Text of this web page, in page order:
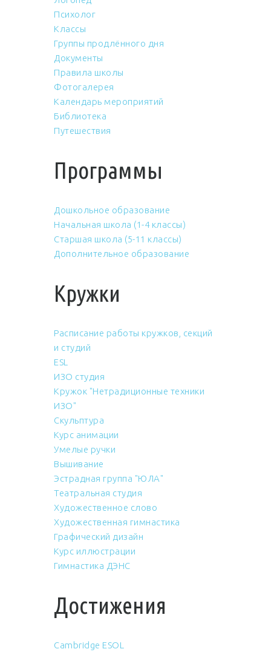
Психолог
Классы
Группы продлённого дня
Документы
Правила школы
Фотогалерея
Календарь мероприятий
Библиотека
Путешествия
Программы
Дошкольное образование
Начальная школа (1-4 классы)
Старшая школа (5-11 классы)
Дополнительное образование
Кружки
Расписание работы кружков, секций
и студий
ESL
ИЗО студия
Кружок "Нетрадиционные техники
ИЗО"
Скульптура
Курс анимации
Умелые ручки
Вышивание
Эстрадная группа "ЮЛА"
Театральная студия
Художественное слово
Художественная гимнастика
Графический дизайн
Курс иллюстрации
Гимнастика ДЭНС
Достижения
Cambridge ESOL